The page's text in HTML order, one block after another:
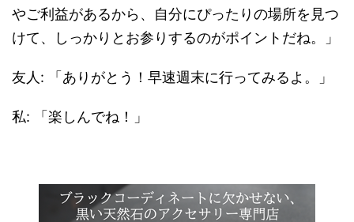
やご利益があるから、自分にぴったりの場所を見つ
けて、しっかりとお参りするのがポイントだね。」
友人: 「ありがとう！早速週末に行ってみるよ。」
私: 「楽しんでね！」